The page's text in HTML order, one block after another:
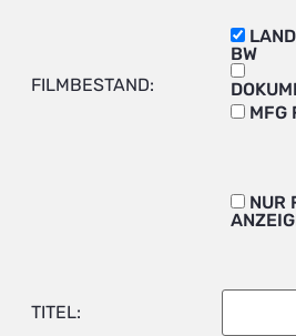
FILMBESTAND:
BW
MFG
NUR
TITEL: